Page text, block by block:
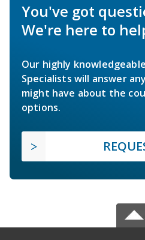
You've got
We're here to
Our highly
Specialists will answer
might have about the
options.